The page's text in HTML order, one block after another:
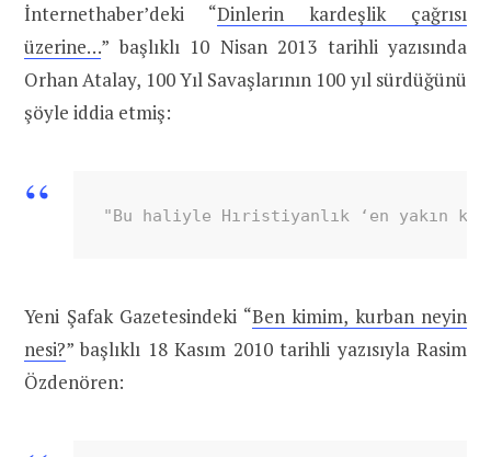
İnternethaber’deki “Dinlerin kardeşlik çağrısı
üzerine…” başlıklı 10 Nisan 2013 tarihli yazısında
Orhan Atalay, 100 Yıl Savaşlarının 100 yıl sürdüğünü
şöyle iddia etmiş:
"Bu haliyle Hıristiyanlık ‘en yakın
Yeni Şafak Gazetesindeki “Ben kimim, kurban neyin
nesi?” başlıklı 18 Kasım 2010 tarihli yazısıyla Rasim
Özdenören: